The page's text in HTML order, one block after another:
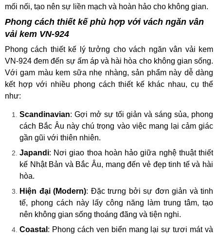
mối nối, tạo nên sự liền mạch và hoàn hảo cho không gian.
Phong cách thiết kế phù hợp với vách ngăn vân
vải kem VN-924
Phong cách thiết kế lý tưởng cho vách ngăn vân vải kem
VN-924 đem đến sự ấm áp và hài hòa cho không gian sống.
Với gam màu kem sữa nhẹ nhàng, sản phẩm này dễ dàng
kết hợp với nhiều phong cách thiết kế khác nhau, cụ thể
như:
Scandinavian: Gợi mở sự tối giản và sáng sủa, phong
cách Bắc Âu này chú trọng vào việc mang lại cảm giác
gần gũi với thiên nhiên.
Japandi: Nơi giao thoa hoàn hảo giữa nghệ thuật thiết
kế Nhật Bản và Bắc Âu, mang đến vẻ đẹp tinh tế và hài
hòa.
Hiện đại (Modern): Đặc trưng bởi sự đơn giản và tinh
tế, phong cách này lấy công năng làm trung tâm, tạo
nên không gian sống thoáng đãng và tiện nghi.
Coastal : Phong cách ven biển mang lại sự tươi mát và